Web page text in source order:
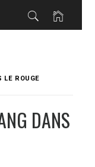
LE ROUGE
DANS